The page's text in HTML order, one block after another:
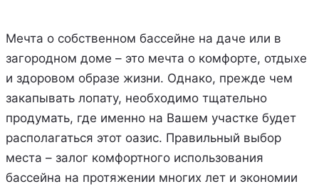
Мечта о собственном бассейне на даче или в
загородном доме – это мечта о комфорте, отдыхе
и здоровом образе жизни. Однако, прежде чем
закапывать лопату, необходимо тщательно
продумать, где именно на Вашем участке будет
располагаться этот оазис. Правильный выбор
места – залог комфортного использования
бассейна на протяжении многих лет и экономии